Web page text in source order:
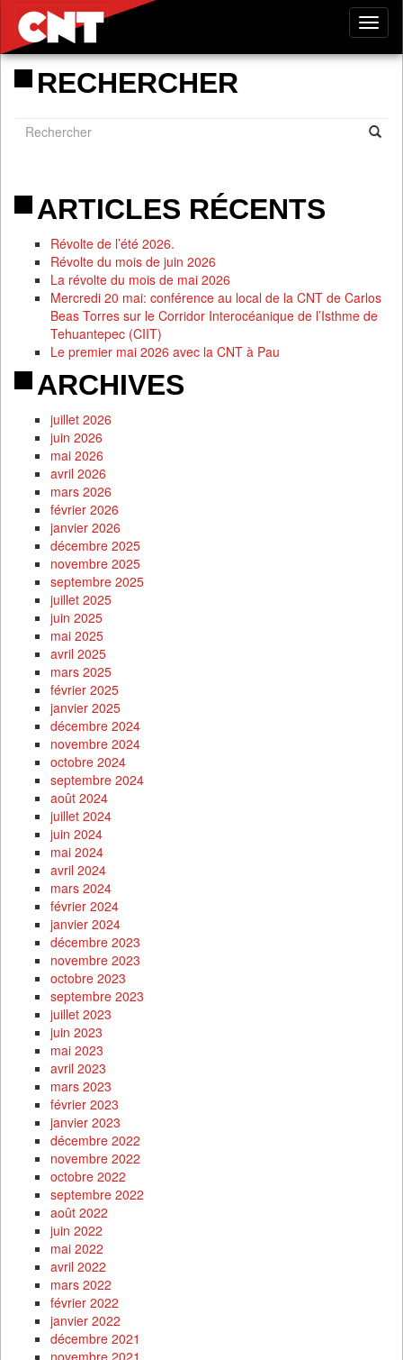
RECHERCHER
ARTICLES RÉCENTS
Révolte de l’été 2026.
Révolte du mois de juin 2026
La révolte du mois de mai 2026
Mercredi 20 mai: conférence au local de la CNT de Carlos
Beas Torres sur le Corridor Interocéanique de l’Isthme de
Tehuantepec (CIIT)
Le premier mai 2026 avec la CNT à Pau
ARCHIVES
juillet 2026
juin 2026
mai 2026
avril 2026
mars 2026
février 2026
janvier 2026
décembre 2025
novembre 2025
septembre 2025
juillet 2025
juin 2025
mai 2025
avril 2025
mars 2025
février 2025
janvier 2025
décembre 2024
novembre 2024
octobre 2024
septembre 2024
août 2024
juillet 2024
juin 2024
mai 2024
avril 2024
mars 2024
février 2024
janvier 2024
décembre 2023
novembre 2023
octobre 2023
septembre 2023
juillet 2023
juin 2023
mai 2023
avril 2023
mars 2023
février 2023
janvier 2023
décembre 2022
novembre 2022
octobre 2022
septembre 2022
août 2022
juin 2022
mai 2022
avril 2022
mars 2022
février 2022
janvier 2022
décembre 2021
novembre 2021